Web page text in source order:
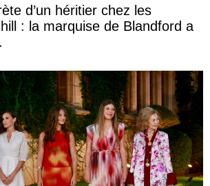
d’un héritier chez les
: la marquise de Blandford a